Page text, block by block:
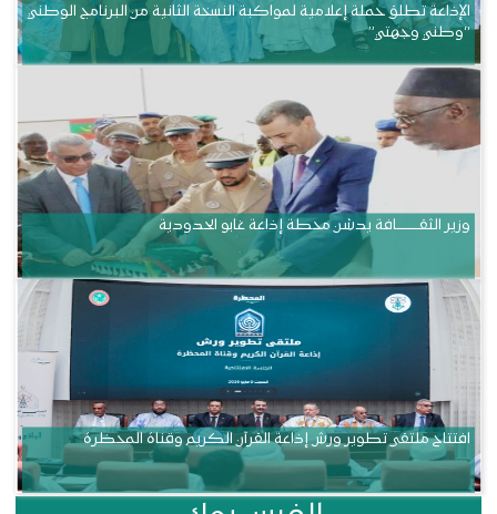
الإذاعة تطلق حملة إعلامية لمواكبة النسخة الثانية من البرنامج الوطني
“وطني وجهتي”
وزير الثقــــــــــافة يدشن محطة إذاعة غابو الحدودية
افتتاح ملتقى تطوير ورش إذاعة القرآن الكريم وقناة المحظرة